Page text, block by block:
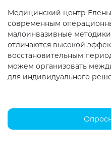
Медицинский центр
современным
малоинвазивные
отличаются высокой
восстановительным
можем организовать
для индивидуального